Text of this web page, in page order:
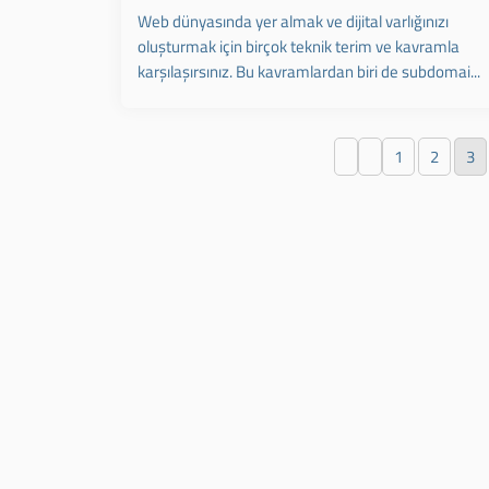
Web dünyasında yer almak ve dijital varlığınızı
oluşturmak için birçok teknik terim ve kavramla
karşılaşırsınız. Bu kavramlardan biri de subdomai...
1 2 3